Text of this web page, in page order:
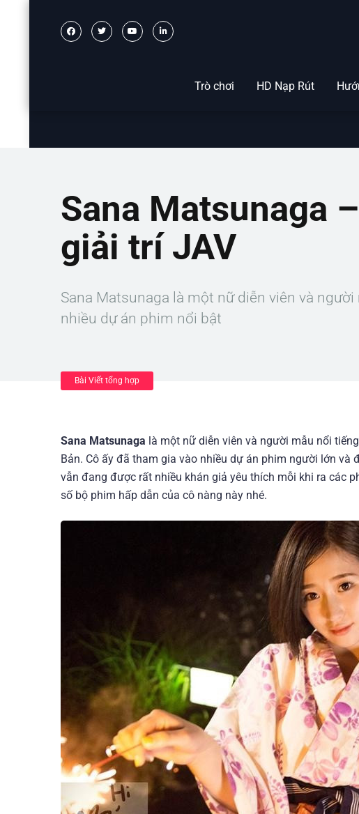
Trò chơi HD Nạp Rút
Sana Matsunaga
giải trí JAV
Sana Matsunaga là một nữ diễn viên và
nhiều dự án phim nổi bật
Bài Viết tổng hợp
Sana Matsunaga là một nữ diễn viên và người mẫu nổi
Bản. Cô ấy đã tham gia vào nhiều dự án phim người lớn
vẫn đang được rất nhiều khán giả yêu thích mỗi khi ra các
số bộ phim hấp dẫn của cô nàng này nhé.